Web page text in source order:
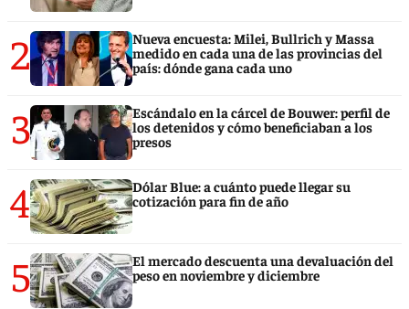
2
Nueva encuesta: Milei, Bullrich y Massa
medido en cada una de las provincias del
país: dónde gana cada uno
3
Escándalo en la cárcel de Bouwer: perfil de
los detenidos y cómo beneficiaban a los
presos
4
Dólar Blue: a cuánto puede llegar su
cotización para fin de año
5
El mercado descuenta una devaluación del
peso en noviembre y diciembre